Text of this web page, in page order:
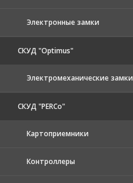
Электронные замки
СКУД "Optimus"
Электромеханические замки
СКУД "PERCo"
Картоприемники
Контроллеры